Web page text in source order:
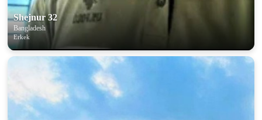
Shejnur 32
Bangladesh
Erkek